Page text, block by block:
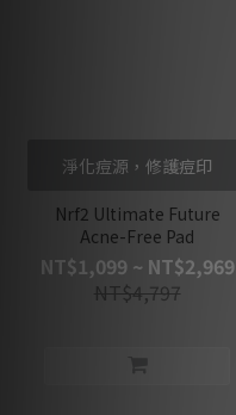
淨化痘源，修護痘印
Nrf2 Ultimate Future
Acne-Free Pad
NT$1,099 ~ NT$2,969
NT$4,797